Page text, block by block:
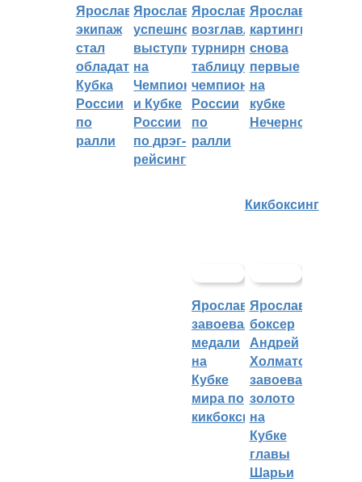
Ярославский
экипаж
стал
обладателем
Кубка
России
по
ралли
Ярославцы
успешно
выступили
на
Чемпионате
и Кубке
России
по дрэг-
рейсингу
Ярославцы
возглавляют
турнирную
таблицу
чемпионата
России
по
ралли
Ярославские
картингисты
снова
первые
на
кубке
Нечерноземья
Кикбоксинг
Ярославцы
завоевали
медали
на
Кубке
мира по
кикбоксингу
Ярославский
боксер
Андрей
Холматов
завоевал
золото
на
Кубке
главы
Шарьи